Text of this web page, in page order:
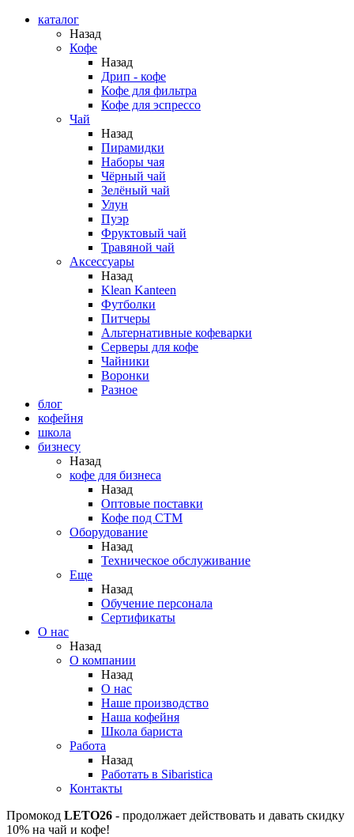
каталог
Назад
Кофе
Назад
Дрип - кофе
Кофе для фильтра
Кофе для эспрессо
Чай
Назад
Пирамидки
Наборы чая
Чёрный чай
Зелёный чай
Улун
Пуэр
Фруктовый чай
Травяной чай
Аксессуары
Назад
Klean Kanteen
Футболки
Питчеры
Альтернативные кофеварки
Серверы для кофе
Чайники
Воронки
Разное
блог
кофейня
школа
бизнесу
Назад
кофе для бизнеса
Назад
Оптовые поставки
Кофе под СТМ
Оборудование
Назад
Техническое обслуживание
Еще
Назад
Обучение персонала
Сертификаты
О нас
Назад
O компании
Назад
О нас
Наше производство
Наша кофейня
Школа бариста
Работа
Назад
Работать в Sibaristica
Контакты
Промокод LETO26 - продолжает действовать и давать скидку
10% на чай и кофе!